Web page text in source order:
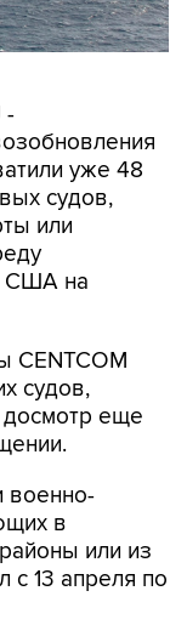
-
уже 48
судов,
или
США на
CENTCOM
судов,
досмотр еще
в
или из
с 13 апреля по